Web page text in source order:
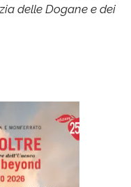
delle Dogane e dei